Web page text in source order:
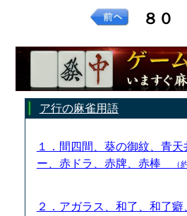
８０
ア行の麻雀用語
１．間四間、葵の御紋、青
ー、赤ドラ、赤牌、赤棒
（
２．アガラス、和了、和了